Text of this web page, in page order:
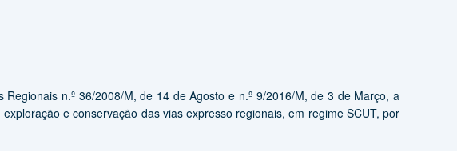
n.º 36/2008/M, de 14 de Agosto e n.º 9/2016/M, de 3 de Março, a
e conservação das vias expresso regionais, em regime SCUT, por